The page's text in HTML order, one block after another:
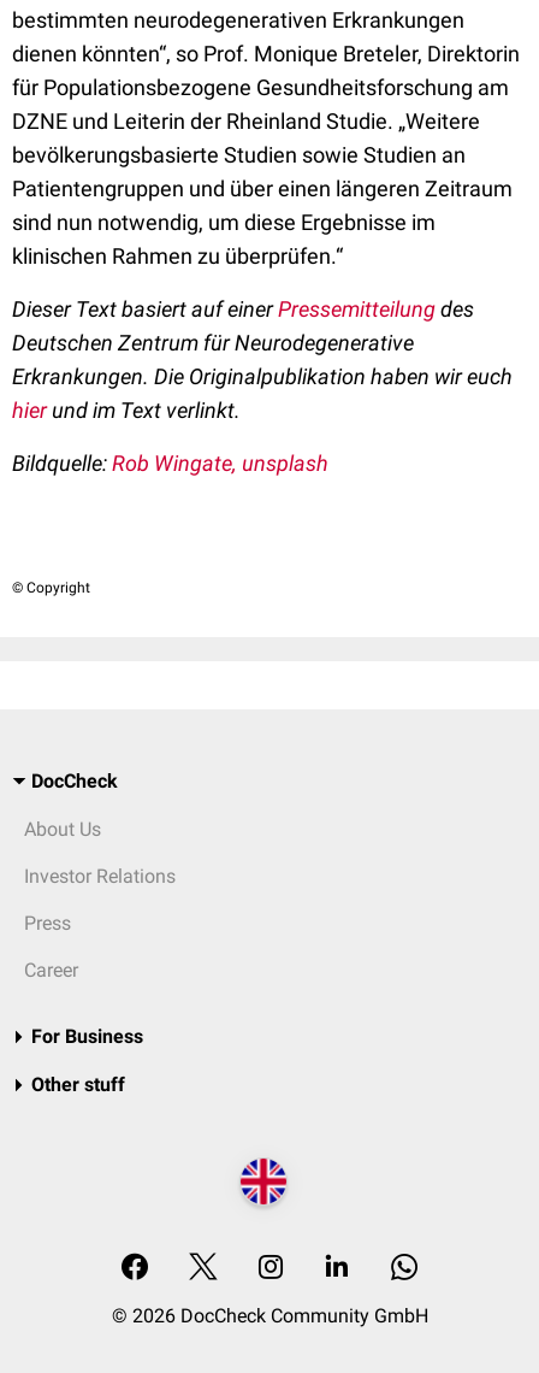
bestimmten neurodegenerativen Erkrankungen
dienen könnten“, so Prof. Monique Breteler, Direktorin
für Populationsbezogene Gesundheitsforschung am
DZNE und Leiterin der Rheinland Studie. „Weitere
bevölkerungsbasierte Studien sowie Studien an
Patientengruppen und über einen längeren Zeitraum
sind nun notwendig, um diese Ergebnisse im
klinischen Rahmen zu überprüfen.“
Dieser Text basiert auf einerPressemitteilungdes
Deutschen Zentrum für Neurodegenerative
Erkrankungen. Die Originalpublikation haben wir euch
hierund im Text verlinkt.
Bildquelle:Rob Wingate, unsplash
© Copyright
DocCheck
About Us
Investor Relations
Press
Career
For Business
Other stuff
© 2026 DocCheck Community GmbH